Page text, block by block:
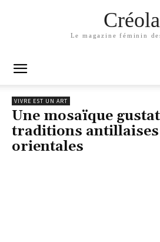
Créola
Le magazine féminin
VIVRE EST UN ART
Une mosaïque
traditions antillaises
orientales